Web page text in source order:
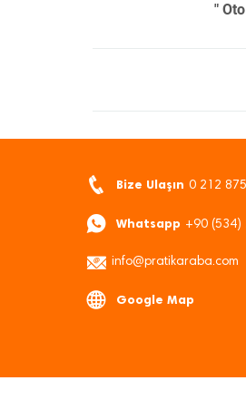
"
Bize Ulaşın 0 212
Whatsapp +90 (534)
info@pratikaraba.com
Google Map